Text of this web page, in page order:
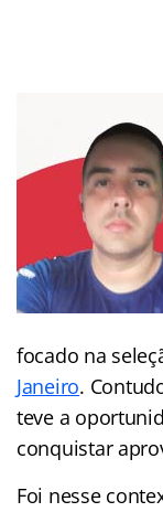
focado na
Janeiro.
teve a
conquistar
Foi nesse